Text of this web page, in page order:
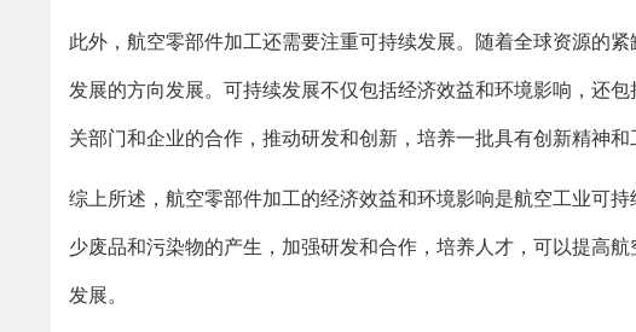
此外，航空零部件加工还需要注重可持续发展。随着全球资源的
发展的方向发展。可持续发展不仅包括经济效益和环境影响，还
关部门和企业的合作，推动研发和创新，培养一批具有创新精神和
综上所述，航空零部件加工的经济效益和环境影响是航空工业可
少废品和污染物的产生，加强研发和合作，培养人才，可以提高
发展。